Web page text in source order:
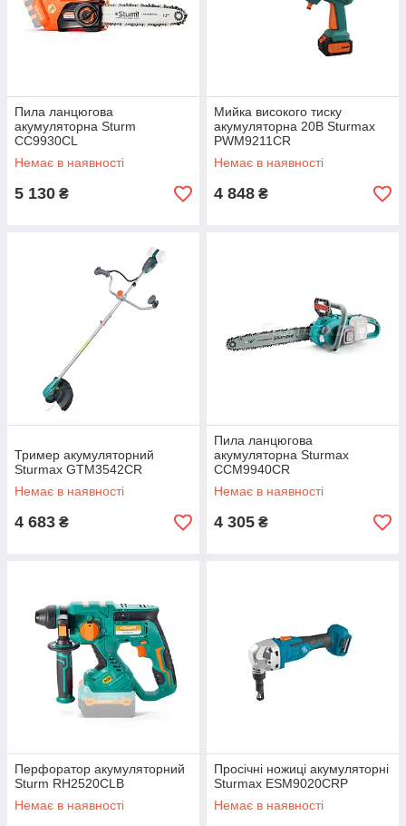
Пила ланцюгова
акумуляторна Sturm
CC9930CL
Немає в наявності
5 130 ₴
Мийка високого тиску
акумуляторна 20В Sturmax
PWM9211CR
Немає в наявності
4 848 ₴
Тример акумуляторний
Sturmax GTM3542CR
Немає в наявності
4 683 ₴
Пила ланцюгова
акумуляторна Sturmax
CCM9940CR
Немає в наявності
4 305 ₴
Перфоратор акумуляторний
Sturm RH2520CLB
Немає в наявності
Просічні ножиці акумуляторні
Sturmax ESM9020CRP
Немає в наявності